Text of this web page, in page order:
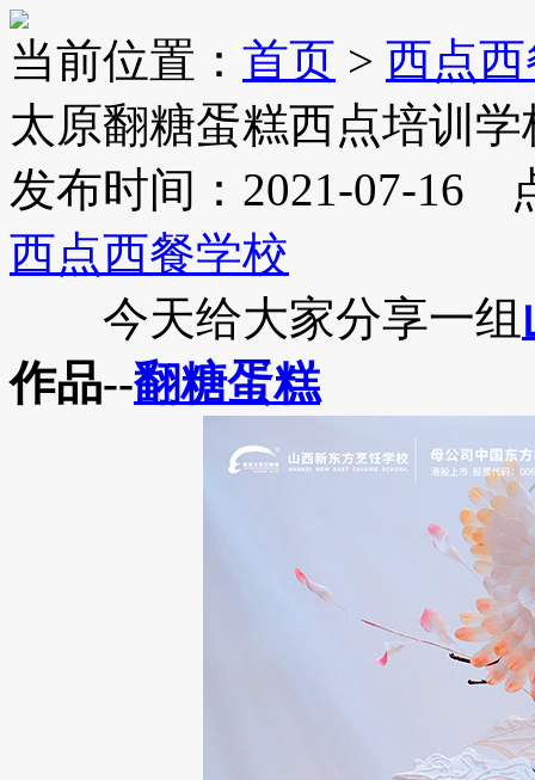
当前位置： 首页 > 西点
太原翻糖蛋糕西点培训学
发布时间：2021-07-16
西点西餐学校
今天给大家分享一组
作品--翻糖蛋糕